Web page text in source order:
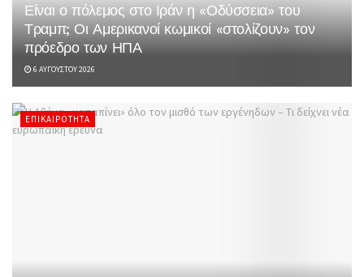
Είναι ο πόλεμος στο Ιράν η «Οδύσσεια» του
Τραμπ; Οι Αμερικανοί κωμικοί «στολίζουν» τον
πρόεδρο των ΗΠΑ
6 ΑΥΓΟΎΣΤΟΥ 2026
ΕΠΙΚΑΙΡΌΤΗΤΑ